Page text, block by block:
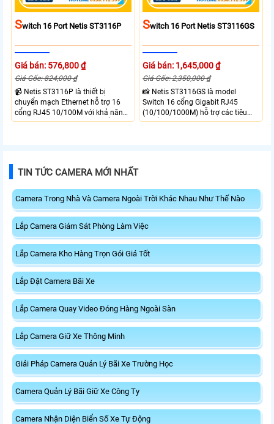
SWitch 16 Port Netis ST3116P
Giá bán: 576,800 ₫
Giá Gốc: 824,000 ₫
📹 Netis ST3116P là thiết bị
chuyển mạch Ethernet hỗ trợ 16
cổng RJ45 10/100M với khả năng
tương thích với các tiêu chuẩn IEEE
MAC lên tới 8K và khả năng
chuyển mạch 3.2Gbps đảm bảo
SWitch 16 Port Netis ST3116GS
Giá bán: 1,645,000 ₫
Giá Gốc: 2,350,000 ₫
📸 Netis ST3116GS là model
Switch 16 cổng Gigabit RJ45
(10/100/1000M) hỗ trợ các tiêu
chuẩn IEEE 802.3, IEEE 802.3u,
TIN TỨC CAMERA MỚI NHẤT
Camera Trong Nhà Và Camera Ngoài Trời Khác Nhau Như Thế Nào
Lắp Camera Giám Sát Phòng Làm Việc
Lắp Camera Kho Hàng Trọn Gói Giá Tốt
Lắp Đặt Camera Bãi Xe
Lắp Camera Quay Video Đóng Hàng Ngoài Sàn
Lắp Camera Giữ Xe Thông Minh
Giải Pháp Camera Quản Lý Bãi Xe Trường Học
Camera Quản Lý Bãi Giữ Xe Công Ty
Camera Nhận Diện Biển Số Xe Tự Động